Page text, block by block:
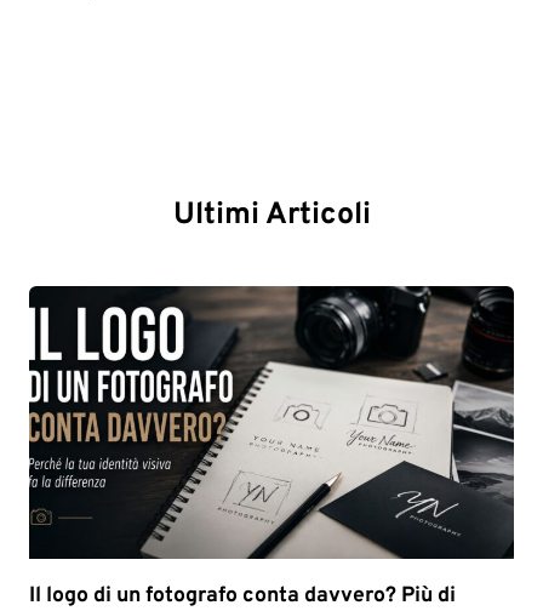
Ultimi Articoli
Il logo di un fotografo conta davvero? Più di